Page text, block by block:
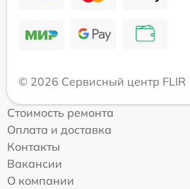
© 2026 Сервисный центр FLIR
Стоимость ремонта
Оплата и доставка
Контакты
Вакансии
О компании